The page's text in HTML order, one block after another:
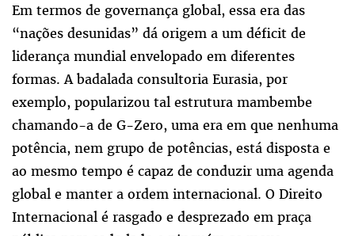
Em termos de governança global, essa era das
“nações desunidas” dá origem a um déficit de
liderança mundial envelopado em diferentes
formas. A badalada consultoria Eurasia, por
exemplo, popularizou tal estrutura mambembe
chamando-a de G-Zero, uma era em que nenhuma
potência, nem grupo de potências, está disposta e
ao mesmo tempo é capaz de conduzir uma agenda
global e manter a ordem internacional. O Direito
Internacional é rasgado e desprezado em praça